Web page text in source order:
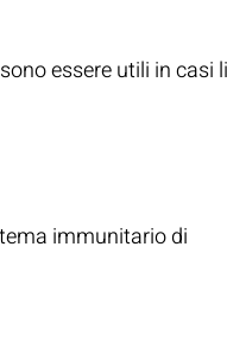
essere utili in casi
immunitario di